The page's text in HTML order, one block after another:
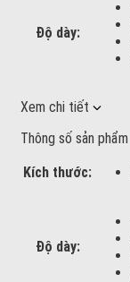
Độ dày:
Xem chi tiết
Thông số sản phẩm
Kích thước:
Độ dày: